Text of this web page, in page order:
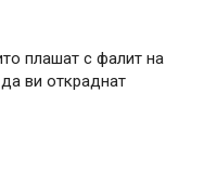
плашат с фалит на
ви откраднат